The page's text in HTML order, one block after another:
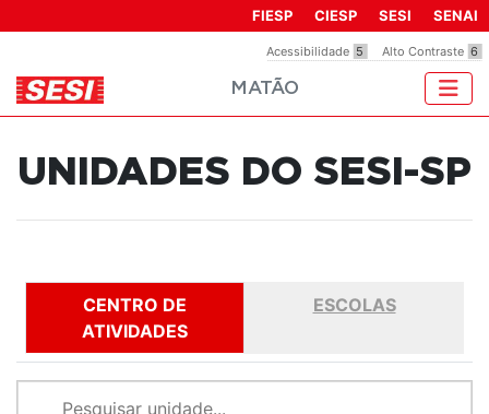
inclui
um
de
Acessibilidade 5 Alto Contraste 6
FIESP CIESP SESI SENAI
MATÃO
UNIDADES DO SESI-SP
CENTRO DE
ATIVIDADES
ESCOLAS